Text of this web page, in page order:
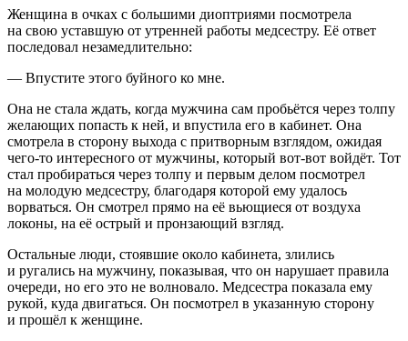
Женщина в очках с большими диоптриями посмотрела
на свою уставшую от утренней работы медсестру. Её ответ
последовал незамедлительно:
— Впустите этого буйного ко мне.
Она не стала ждать, когда мужчина сам пробьётся через толпу
желающих попасть к ней, и впустила его в кабинет. Она
смотрела в сторону выхода с притворным взглядом, ожидая
чего-то интересного от мужчины, который вот-вот войдёт. Тот
стал пробираться через толпу и первым делом посмотрел
на молодую медсестру, благодаря которой ему удалось
ворваться. Он смотрел прямо на её вьющиеся от воздуха
локоны, на её острый и пронзающий взгляд.
Остальные люди, стоявшие около кабинета, злились
и ругались на мужчину, показывая, что он нарушает правила
очереди, но его это не волновало. Медсестра показала ему
рукой, куда двигаться. Он посмотрел в указанную сторону
и прошёл к женщине.